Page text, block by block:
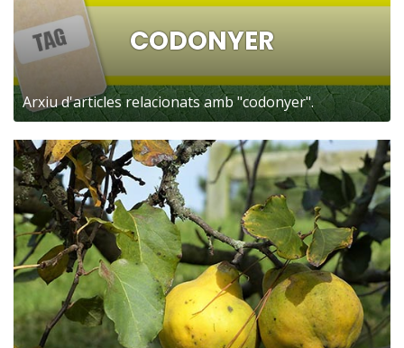
CODONYER
Arxiu d'articles relacionats amb "codonyer".